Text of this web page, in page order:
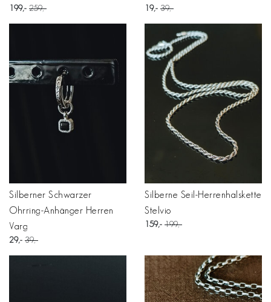
199 259 19 39
Silberner Schwarzer
Ohrring-Anhänger Herren
Varg
29 39
Silberne Seil-Herrenhalskette
Stelvio
159 199